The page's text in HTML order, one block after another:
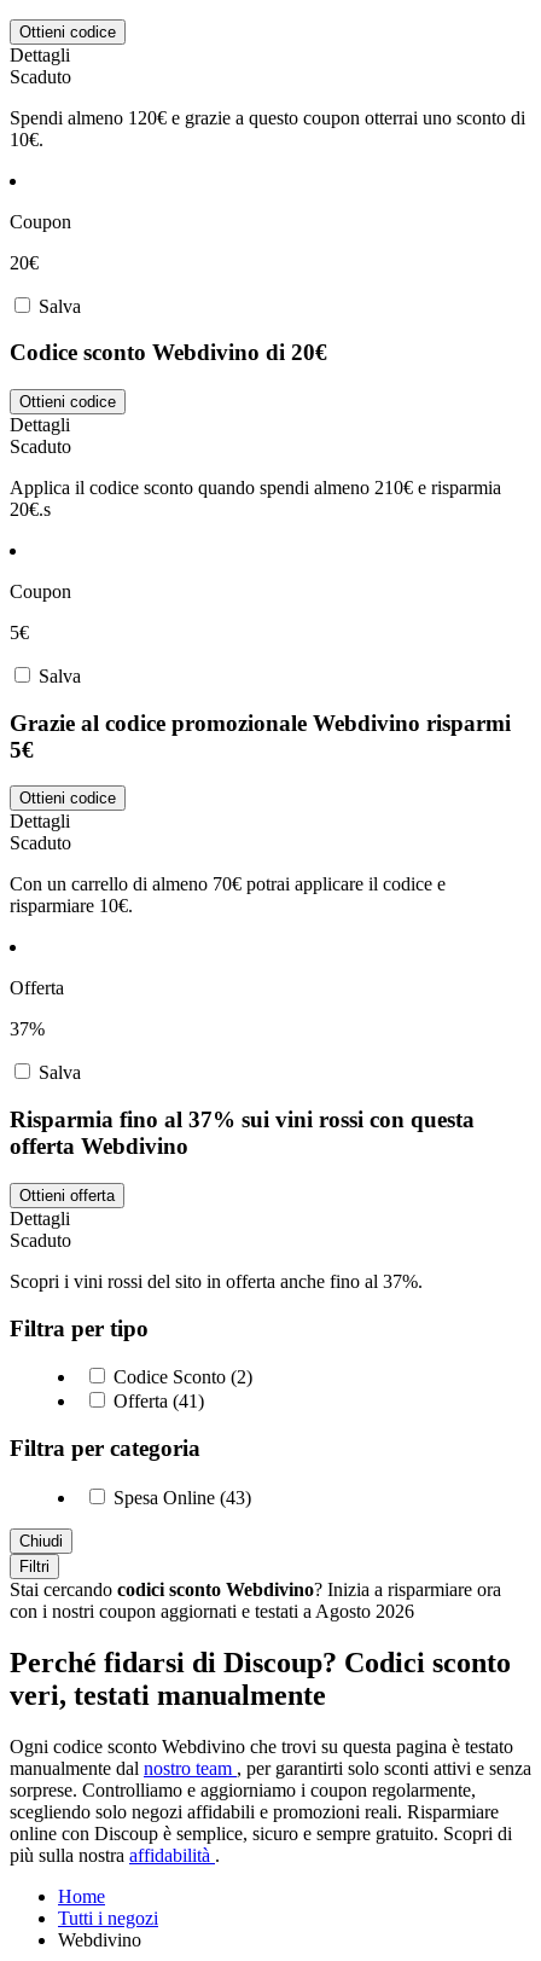
Ottieni codice
Dettagli
Scaduto
Spendi almeno 120€ e grazie a questo coupon otterrai uno sconto di
10€.
Coupon
20€
Salva
Codice sconto Webdivino di 20€
Ottieni codice
Dettagli
Scaduto
Applica il codice sconto quando spendi almeno 210€ e risparmia
20€.s
Coupon
5€
Salva
Grazie al codice promozionale Webdivino risparmi
5€
Ottieni codice
Dettagli
Scaduto
Con un carrello di almeno 70€ potrai applicare il codice e
risparmiare 10€.
Offerta
37%
Salva
Risparmia fino al 37% sui vini rossi con questa
offerta Webdivino
Ottieni offerta
Dettagli
Scaduto
Scopri i vini rossi del sito in offerta anche fino al 37%.
Filtra per tipo
Codice Sconto (2)
Offerta (41)
Filtra per categoria
Spesa Online (43)
Chiudi
Filtri
Stai cercando codici sconto Webdivino? Inizia a risparmiare ora
con i nostri coupon aggiornati e testati a Agosto 2026
Perché fidarsi di Discoup? Codici sconto
veri, testati manualmente
Ogni codice sconto Webdivino che trovi su questa pagina è testato
manualmente dal nostro team , per garantirti solo sconti attivi e senza
sorprese. Controlliamo e aggiorniamo i coupon regolarmente,
scegliendo solo negozi affidabili e promozioni reali. Risparmiare
online con Discoup è semplice, sicuro e sempre gratuito. Scopri di
più sulla nostra affidabilità .
Home
Tutti i negozi
Webdivino